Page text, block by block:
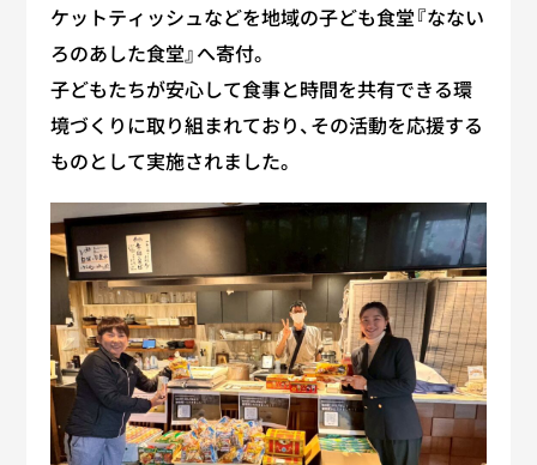
ケットティッシュなどを地域の子ども食堂『なない
ろのあした食堂』へ寄付。
子どもたちが安心して食事と時間を共有できる環
境づくりに取り組まれており、その活動を応援する
ものとして実施されました。